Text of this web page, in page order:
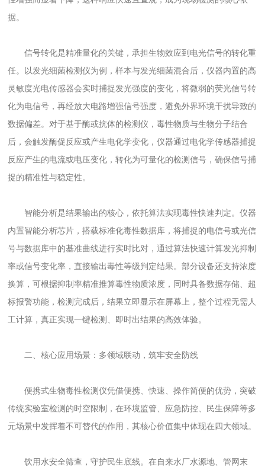
据。
信号转化是精准量化的关键，承担生物效应到电光信号的转化重
任。以发光细菌检测仪为例，样本与发光细菌混合后，仪器内置的高
灵敏度光电传感器会实时捕捉发光强度的变化，将微弱的荧光信号转
化为电信号，再经放大电路增强信号强度，避免外界环境干扰导致的
数据偏差。对于基于酶或抗体的检测仪，毒性物质与生物分子结合
后，会触发酶促反应或产生电化学变化，仪器通过电化学传感器捕捉
反应产生的电流或电压变化，转化为可量化的检测信号，确保信号捕
捉的精准性与稳定性。
智能分析是结果输出的核心，依托算法实现毒性快速判定。仪器
内置智能分析芯片，搭载标准化毒性数据库，将捕捉的电信号或光信
号与数据库中的基准曲线进行实时比对，通过算法快速计算发光抑制
率或信号变化率，直接输出毒性等级判定结果。部分设备还支持浓度
换算，可根据抑制率精准推算毒性物质浓度，同时具备数据存储、超
标报警功能，检测完成后，结果立即显示在屏幕上，整个过程无需人
工计算，真正实现一键检测、即时出结果的高效体验。
二、核心应用场景：多领域联动，筑牢安全防线
便携式生物毒性检测仪凭借便携、快速、操作简便的优势，突破
传统实验室检测的时空限制，在环境监管、应急防控、民生保障等多
元场景中发挥着不可替代的作用，其核心价值集中体现在四大领域。
饮用水安全筛查，守护民生底线。在自来水厂水源地、管网末